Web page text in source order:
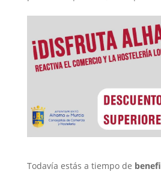
Todavía estás a tiempo de